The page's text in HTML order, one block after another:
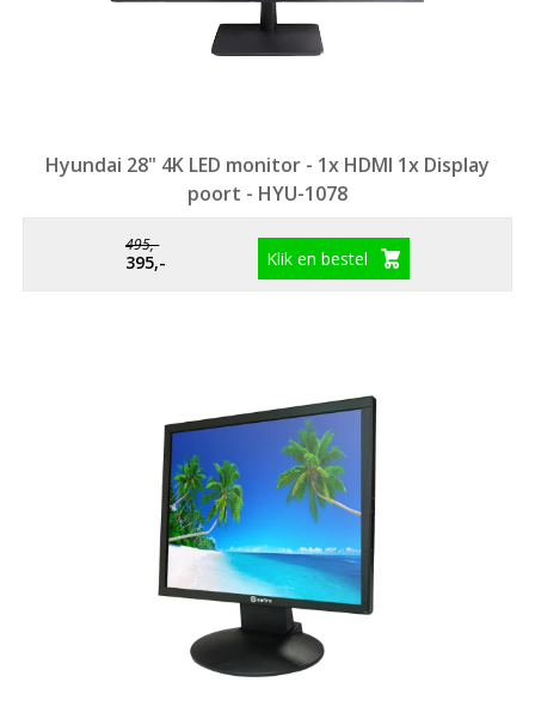
Hyundai 28" 4K LED monitor - 1x HDMI 1x Display
poort - HYU-1078
395,-
495,-
Klik en bestel